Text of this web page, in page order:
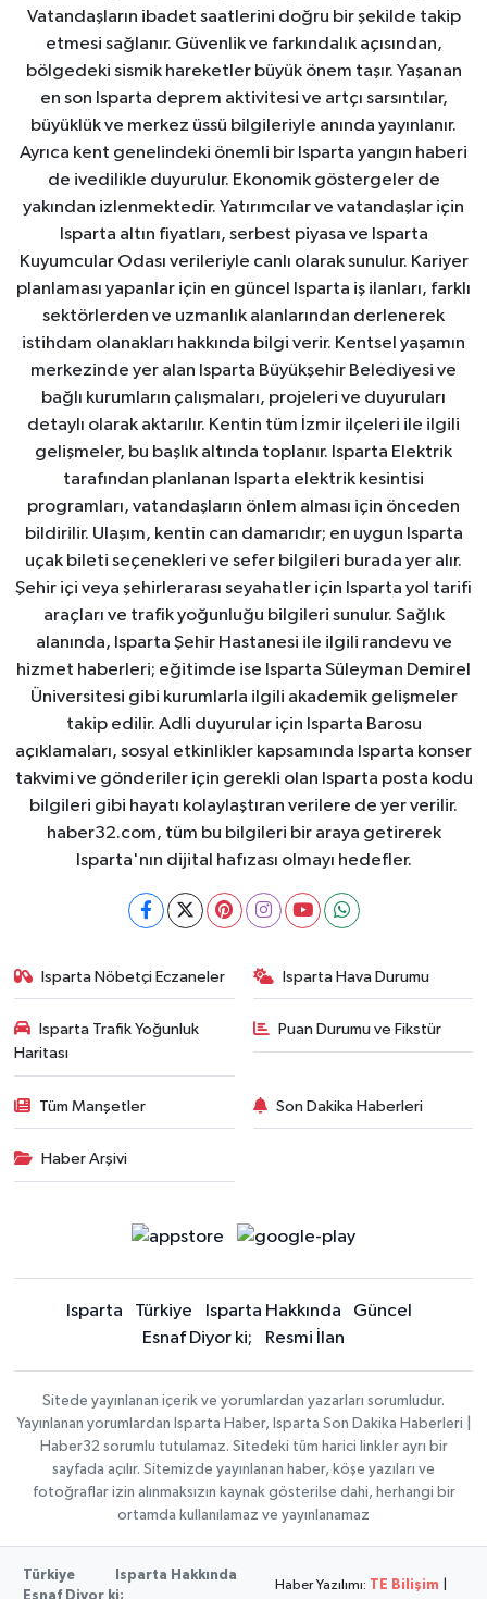
Vatandaşların ibadet saatlerini doğru bir şekilde takip
etmesi sağlanır. Güvenlik ve farkındalık açısından,
bölgedeki sismik hareketler büyük önem taşır. Yaşanan
en son Isparta deprem aktivitesi ve artçı sarsıntılar,
büyüklük ve merkez üssü bilgileriyle anında yayınlanır.
Ayrıca kent genelindeki önemli bir Isparta yangın haberi
de ivedilikle duyurulur. Ekonomik göstergeler de
yakından izlenmektedir. Yatırımcılar ve vatandaşlar için
Isparta altın fiyatları, serbest piyasa ve Isparta
Kuyumcular Odası verileriyle canlı olarak sunulur. Kariyer
planlaması yapanlar için en güncel Isparta iş ilanları, farklı
sektörlerden ve uzmanlık alanlarından derlenerek
istihdam olanakları hakkında bilgi verir. Kentsel yaşamın
merkezinde yer alan Isparta Büyükşehir Belediyesi ve
bağlı kurumların çalışmaları, projeleri ve duyuruları
detaylı olarak aktarılır. Kentin tüm İzmir ilçeleri ile ilgili
gelişmeler, bu başlık altında toplanır. Isparta Elektrik
tarafından planlanan Isparta elektrik kesintisi
programları, vatandaşların önlem alması için önceden
bildirilir. Ulaşım, kentin can damarıdır; en uygun Isparta
uçak bileti seçenekleri ve sefer bilgileri burada yer alır.
Şehir içi veya şehirlerarası seyahatler için Isparta yol tarifi
araçları ve trafik yoğunluğu bilgileri sunulur. Sağlık
alanında, Isparta Şehir Hastanesi ile ilgili randevu ve
hizmet haberleri; eğitimde ise Isparta Süleyman Demirel
Üniversitesi gibi kurumlarla ilgili akademik gelişmeler
takip edilir. Adli duyurular için Isparta Barosu
açıklamaları, sosyal etkinlikler kapsamında Isparta konser
takvimi ve gönderiler için gerekli olan Isparta posta kodu
bilgileri gibi hayatı kolaylaştıran verilere de yer verilir.
haber32.com, tüm bu bilgileri bir araya getirerek
Isparta'nın dijital hafızası olmayı hedefler.
Isparta Nöbetçi Eczaneler Isparta Hava Durumu
Isparta Trafik Yoğunluk
Haritası
Puan Durumu ve Fikstür
Tüm Manşetler Son Dakika Haberleri
Haber Arşivi
Isparta Türkiye Isparta Hakkında
Güncel
Esnaf Diyor ki;
Resmi İlan
Sitede yayınlanan içerik ve yorumlardan yazarları sorumludur.
Yayınlanan yorumlardan Isparta Haber, Isparta Son Dakika Haberleri |
Haber32 sorumlu tutulamaz. Sitedeki tüm harici linkler ayrı bir
sayfada açılır. Sitemizde yayınlanan haber, köşe yazıları ve
fotoğraflar izin alınmaksızın kaynak gösterilse dahi, herhangi bir
ortamda kullanılamaz ve yayınlanamaz
Türkiye
Isparta Hakkında
Haber Yazılımı: TE Bilişim